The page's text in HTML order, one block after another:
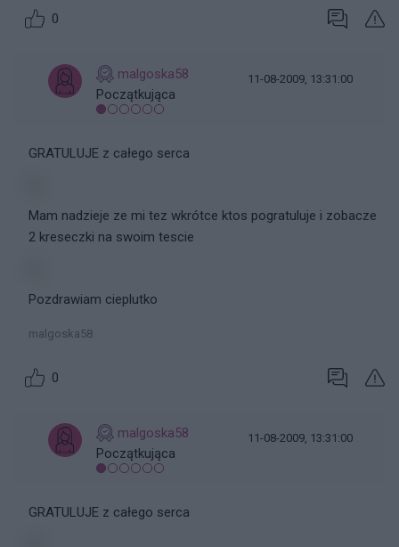
0
malgoska58
Początkująca
11-08-2009, 13:31:00
GRATULUJE z całego serca
Mam nadzieje ze mi tez wkrótce ktos pogratuluje i zobacze
2 kreseczki na swoim tescie
Pozdrawiam cieplutko
malgoska58
0
malgoska58
Początkująca
11-08-2009, 13:31:00
GRATULUJE z całego serca